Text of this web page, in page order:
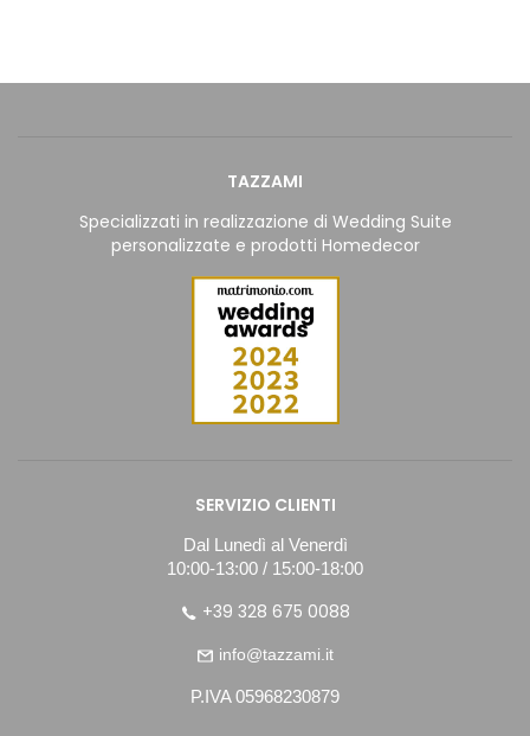
TAZZAMI
Specializzati in realizzazione di Wedding Suite
personalizzate e prodotti Homedecor
SERVIZIO CLIENTI
Dal Lunedì al Venerdì
10:00-13:00 / 15:00-18:00
+39 328 675 0088
info@tazzami.it
P.IVA 05968230879